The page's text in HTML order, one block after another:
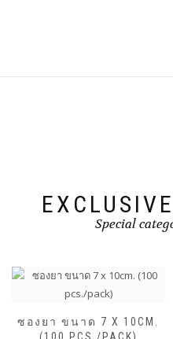
Special
ซองยา ขนาด 7 X 10CM.